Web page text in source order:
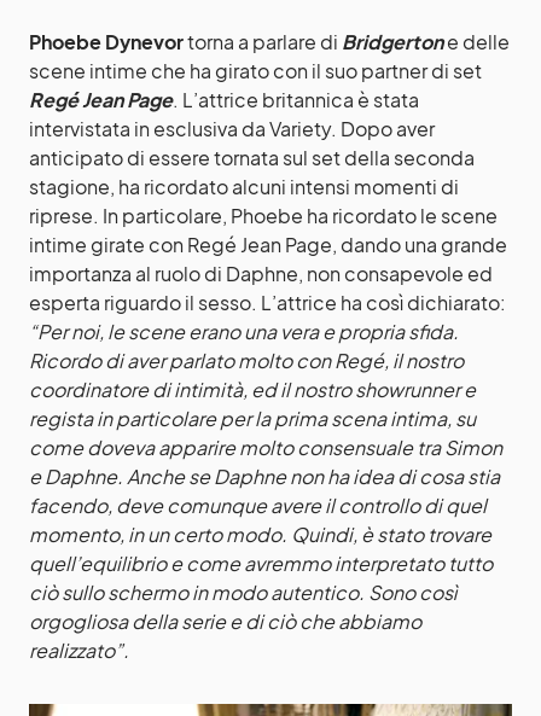
Phoebe Dynevortorna a parlare di Bridgertone delle
scene intime che ha girato con il suo partner di set
Regé Jean Page. L’attrice britannica è stata
intervistata in esclusiva da Variety. Dopo aver
anticipato di essere tornata sul set della seconda
stagione, ha ricordato alcuni intensi momenti di
riprese. In particolare, Phoebe ha ricordato le scene
intime girate con Regé Jean Page, dando una grande
importanza al ruolo di Daphne, non consapevole ed
esperta riguardo il sesso. L’attrice ha così dichiarato:
“Per noi, le scene erano una vera e propria sfida.
Ricordo di aver parlato molto con Regé, il nostro
coordinatore di intimità, ed il nostro showrunner e
regista in particolare per la prima scena intima, su
come doveva apparire molto consensuale tra Simon
e Daphne. Anche se Daphne non ha idea di cosa stia
facendo, deve comunque avere il controllo di quel
momento, in un certo modo. Quindi, è stato trovare
quell’equilibrio e come avremmo interpretato tutto
ciò sullo schermo in modo autentico. Sono così
orgogliosa della serie e di ciò che abbiamo
realizzato”.